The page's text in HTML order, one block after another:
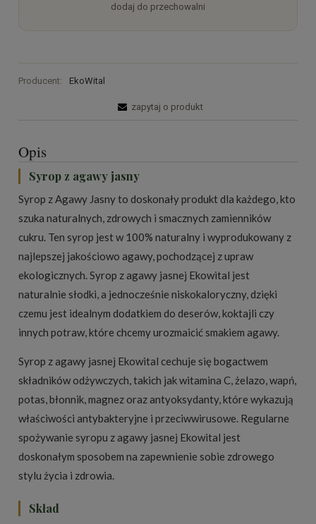
dodaj do przechowalni
Producent: EkoWital
zapytaj o produkt
Opis
Syrop z agawy jasny
Syrop z Agawy Jasny to doskonały produkt dla każdego, kto
szuka naturalnych, zdrowych i smacznych zamienników
cukru. Ten syrop jest w 100% naturalny i wyprodukowany z
najlepszej jakościowo agawy, pochodzącej z upraw
ekologicznych. Syrop z agawy jasnej Ekowital jest
naturalnie słodki, a jednocześnie niskokaloryczny, dzięki
czemu jest idealnym dodatkiem do deserów, koktajli czy
innych potraw, które chcemy urozmaicić smakiem agawy.
Syrop z agawy jasnej Ekowital cechuje się bogactwem
składników odżywczych, takich jak witamina C, żelazo, wapń,
potas, błonnik, magnez oraz antyoksydanty, które wykazują
właściwości antybakteryjne i przeciwwirusowe. Regularne
spożywanie syropu z agawy jasnej Ekowital jest
doskonałym sposobem na zapewnienie sobie zdrowego
stylu życia i zdrowia.
Skład